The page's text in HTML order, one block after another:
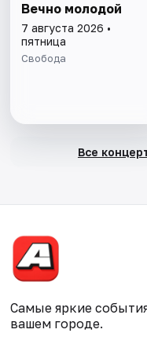
Вечно молодой
7 августа 2026 •
пятница
Свобода
Все
Самые яркие
вашем городе.